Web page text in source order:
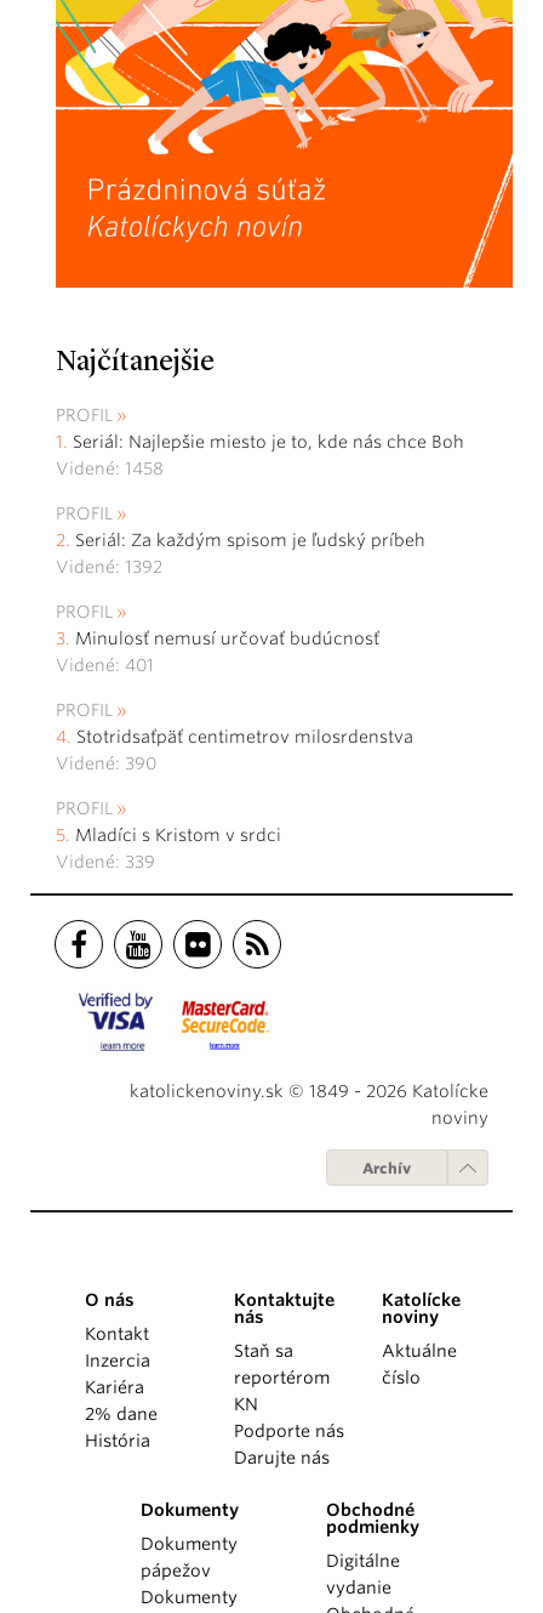
Najčítanejšie
PROFIL
Seriál: Najlepšie miesto je to, kde nás chce Boh
Videné: 1458
PROFIL
Seriál: Za každým spisom je ľudský príbeh
Videné: 1392
PROFIL
Minulosť nemusí určovať budúcnosť
Videné: 401
PROFIL
Stotridsaťpäť centimetrov milosrdenstva
Videné: 390
PROFIL
Mladíci s Kristom v srdci
Videné: 339
katolickenoviny.sk © 1849 - 2026 Katolícke
noviny
Archív
O nás
Kontakt
Inzercia
Kariéra
2% dane
História
Kontaktujte
nás
Staň sa
reportérom
KN
Podporte nás
Darujte nás
Katolícke
noviny
Aktuálne
číslo
Dokumenty
Dokumenty
pápežov
Dokumenty
Obchodné
podmienky
Digitálne
vydanie